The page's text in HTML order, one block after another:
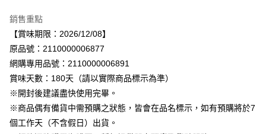
相關說明
【關於「AFTEE先享後付」】
AFTEE先享後付是「在收到商品之後才付款」的支付方式。 讓您購物簡單
便利好安心！
１．簡單：不需註冊會員、不需綁卡、不需儲值。
２．便利：只要手機號碼，簡訊認證，即可結帳。
【「AFTEE先享後付」結帳流程】
１．於結帳方式選擇「AFTEE先享後付」後，將跳轉至「AFTEE先享後付」
結帳頁面，進行簡訊認證並確認金額後，即可完成結帳。
運送方式
宅配
每筆NT$120，滿NT$899(含以上)免運費
銷售重點
【賞味期限：2026/12/08】
原品號：2110000006877
網購專用品號：2110000006891
賞味天數：180天（請以實際商品標示為準）
※開封後建議盡快使用完畢。
※商品偶有備貨中需預購之狀態，皆會在品名標示，如有預購將於7
個工作天（不含假日）出貨。